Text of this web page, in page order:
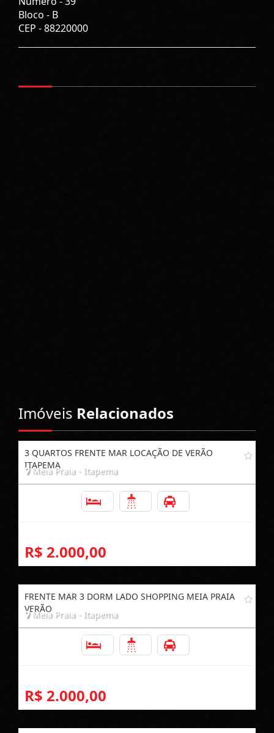
Bloco - B
CEP -88220000
Imóveis Relacionados
3 QUARTOS FRENTE MAR LOCAÇÃO DE VERÃO
ITAPEMA
Meia Praia - Itapema
R$ 2.000,00
FRENTE MAR 3 DORM LADO SHOPPING MEIA PRAIA
VERÃO
Meia Praia - Itapema
R$ 2.000,00